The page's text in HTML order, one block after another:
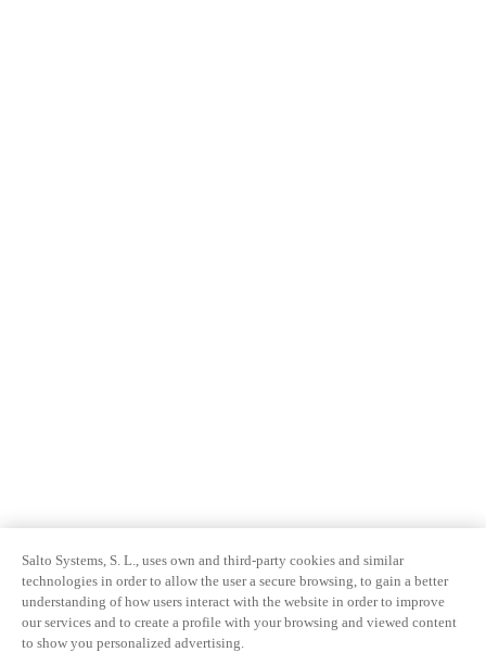
Salto Systems, S. L., uses own and third-party cookies and similar
technologies in order to allow the user a secure browsing, to gain a better
understanding of how users interact with the website in order to improve
our services and to create a profile with your browsing and viewed content
to show you personalized advertising.